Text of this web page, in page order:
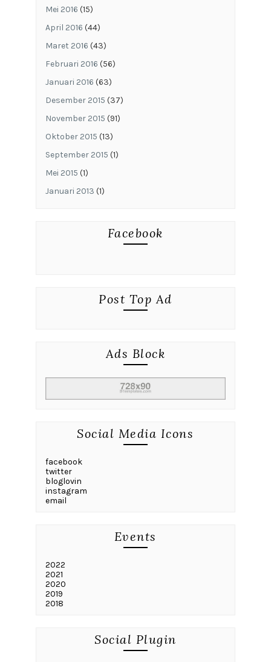
Mei 2016 (15)
April 2016 (44)
Maret 2016 (43)
Februari 2016 (56)
Januari 2016 (63)
Desember 2015 (37)
November 2015 (91)
Oktober 2015 (13)
September 2015 (1)
Mei 2015 (1)
Januari 2013 (1)
Facebook
Post Top Ad
Ads Block
Social Media Icons
facebook
twitter
bloglovin
instagram
email
Events
2022
2021
2020
2019
2018
Social Plugin